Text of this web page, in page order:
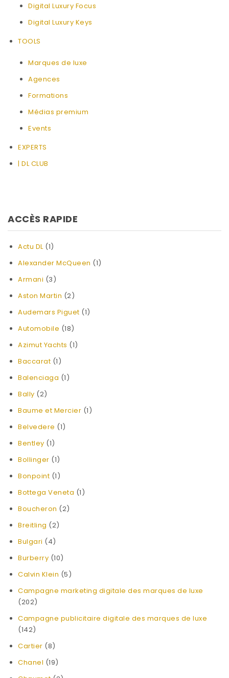
Digital Luxury Focus
Digital Luxury Keys
TOOLS
Marques de luxe
Agences
Formations
Médias premium
Events
EXPERTS
| DL CLUB
ACCÈS RAPIDE
Actu DL(1)
Alexander McQueen (1)
Armani (3)
Aston Martin (2)
Audemars Piguet (1)
Automobile (18)
Azimut Yachts (1)
Baccarat (1)
Balenciaga (1)
Bally (2)
Baume et Mercier (1)
Belvedere (1)
Bentley (1)
Bollinger (1)
Bonpoint (1)
Bottega Veneta (1)
Boucheron (2)
Breitling (2)
Bulgari (4)
Burberry (10)
Calvin Klein (5)
Campagne marketing digitale des marques de luxe
(202)
Campagne publicitaire digitale des marques de luxe
(142)
Cartier (8)
Chanel (19)